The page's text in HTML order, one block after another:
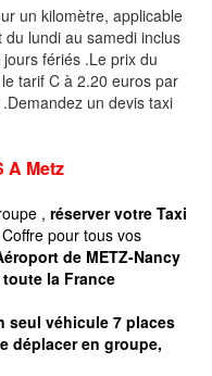
un kilomètre, applicable
lundi au samedi inclus
fériés .Le prix du
tarif C à 2.20 euros par
un devis taxi
A Metz
, réserver votre Taxi
pour tous vos
de METZ-Nancy
la France
seul véhicule 7 places
déplacer en groupe,